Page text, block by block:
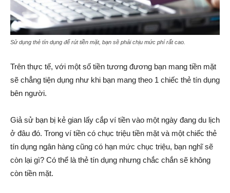
Sử dụng thẻ tín dụng để rút tiền mặt, bạn sẽ phải chịu mức phí rất cao.
Trên thực tế, với một số tiền tương đương bạn mang tiền mặt
sẽ chẳng tiện dụng như khi bạn mang theo 1 chiếc thẻ tín dụng
bên người.
Giả sử bạn bị kẻ gian lấy cắp ví tiền vào một ngày đang du lịch
ở đâu đó. Trong ví tiền có chục triệu tiền mặt và một chiếc thẻ
tín dụng ngân hàng cũng có hạn mức chục triệu, bạn nghĩ sẽ
còn lại gì? Có thể là thẻ tín dụng nhưng chắc chắn sẽ không
còn tiền mặt.